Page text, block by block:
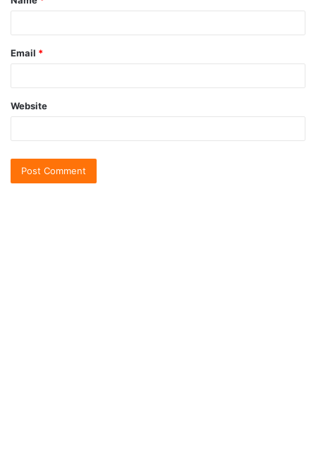
Email *
Website